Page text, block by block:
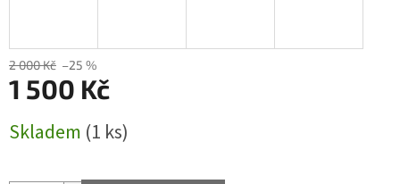
2 000 Kč –25 %
1 500 Kč
cena:
Skladem (1 ks)